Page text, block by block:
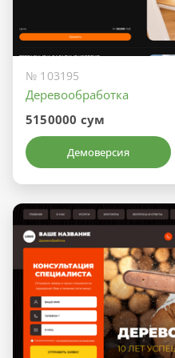
№ 103195
Деревообработка
5150000 сум
Демоверсия